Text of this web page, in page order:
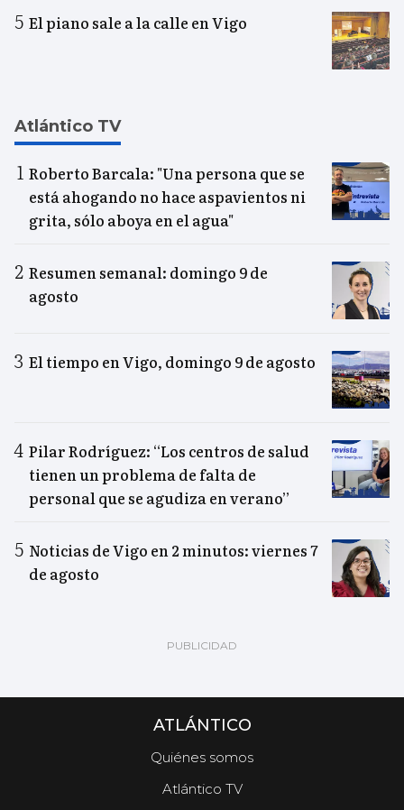
El piano sale a la calle en Vigo
Atlántico TV
Roberto Barcala: "Una persona que se
está ahogando no hace aspavientos ni
grita, sólo aboya en el agua"
Resumen semanal: domingo 9 de
agosto
El tiempo en Vigo, domingo 9 de agosto
Pilar Rodríguez: “Los centros de salud
tienen un problema de falta de
personal que se agudiza en verano”
Noticias de Vigo en 2 minutos: viernes 7
de agosto
ATLÁNTICO
Quiénes somos
Atlántico TV